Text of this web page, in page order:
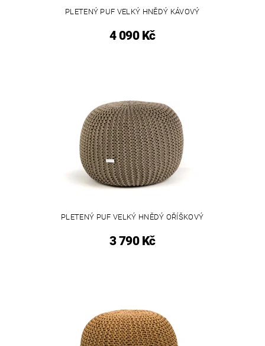
PLETENÝ PUF VELKÝ HNĚDÝ KÁVOVÝ
4 090 Kč
PLETENÝ PUF VELKÝ HNĚDÝ OŘÍŠKOVÝ
3 790 Kč